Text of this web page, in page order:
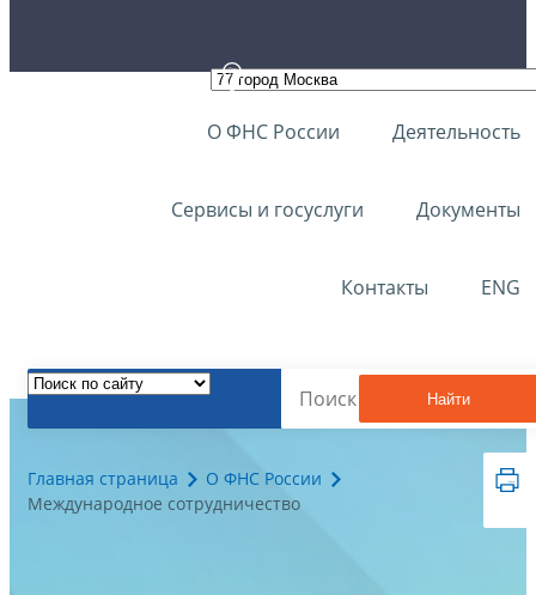
О ФНС России Деятельность
Сервисы и госуслуги Документы
Контакты ENG
Найти
Главная страница
О ФНС России
Международное сотрудничество